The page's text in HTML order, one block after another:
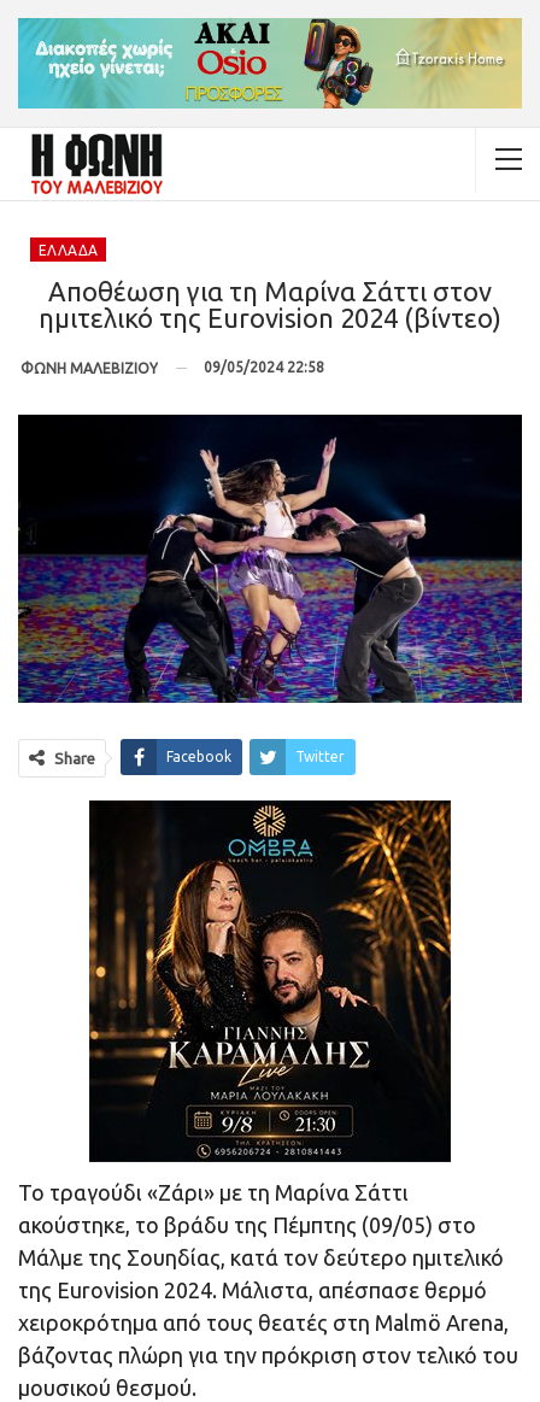
ΕΛΛΆΔΑ
Αποθέωση για τη Μαρίνα Σάττι στον
ημιτελικό της Eurovision 2024 (βίντεο)
ΦΩΝΗ ΜΑΛΕΒΙΖΙΟΥ 09/05/2024 22:58
Share Facebook Twitter
Το τραγούδι «Ζάρι» με τη Μαρίνα Σάττι
ακούστηκε, το βράδυ της Πέμπτης (09/05) στο
Μάλμε της Σουηδίας, κατά τον δεύτερο ημιτελικό
της Eurovision 2024. Μάλιστα, απέσπασε θερμό
χειροκρότημα από τους θεατές στη Malmö Arena,
βάζοντας πλώρη για την πρόκριση στον τελικό του
μουσικού θεσμού.